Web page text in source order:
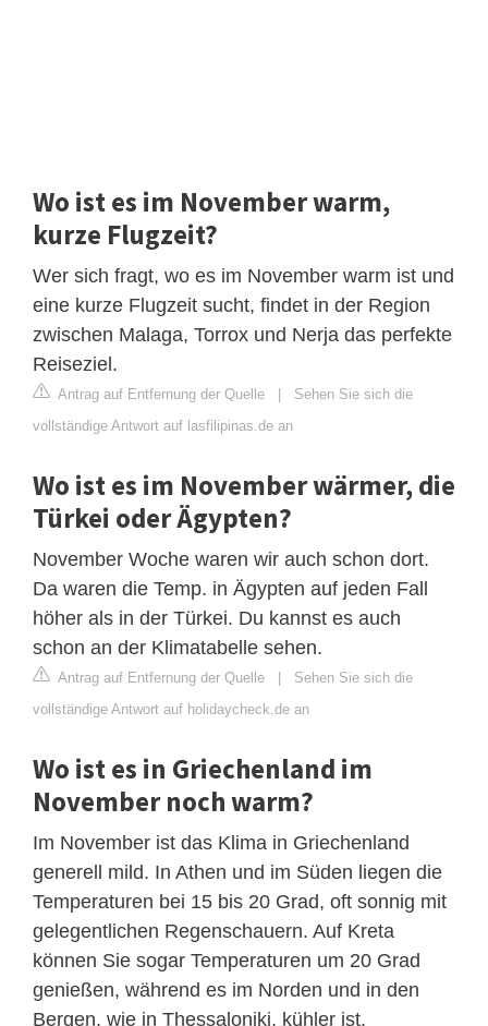
Wo ist es im November warm,
kurze Flugzeit?
Wer sich fragt, wo es im November warm ist und
eine kurze Flugzeit sucht, findet in der Region
zwischen Malaga, Torrox und Nerja das perfekte
Reiseziel.
Antrag auf Entfernung der Quelle | Sehen Sie sich die
vollständige Antwort auf lasfilipinas.de an
Wo ist es im November wärmer, die
Türkei oder Ägypten?
November Woche waren wir auch schon dort.
Da waren die Temp. in Ägypten auf jeden Fall
höher als in der Türkei. Du kannst es auch
schon an der Klimatabelle sehen.
Antrag auf Entfernung der Quelle | Sehen Sie sich die
vollständige Antwort auf holidaycheck.de an
Wo ist es in Griechenland im
November noch warm?
Im November ist das Klima in Griechenland
generell mild. In Athen und im Süden liegen die
Temperaturen bei 15 bis 20 Grad, oft sonnig mit
gelegentlichen Regenschauern. Auf Kreta
können Sie sogar Temperaturen um 20 Grad
genießen, während es im Norden und in den
Bergen, wie in Thessaloniki, kühler ist.